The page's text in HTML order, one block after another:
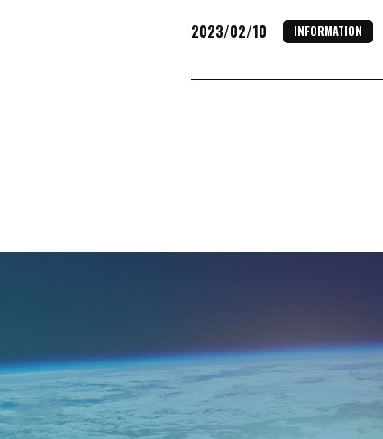
2023/02/10 INFORMATION